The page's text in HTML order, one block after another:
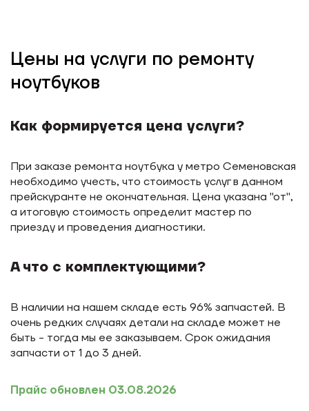
Цены на услуги по ремонту
ноутбуков
Как формируется цена услуги?
При заказе ремонта ноутбука у метро Семеновская
необходимо учесть, что стоимость услуг в данном
прейскуранте не окончательная. Цена указана "от",
а итоговую стоимость определит мастер по
приезду и проведения диагностики.
А что с комплектующими?
В наличии на нашем складе есть 96% запчастей. В
очень редких случаях детали на складе может не
быть - тогда мы ее заказываем. Срок ожидания
запчасти от 1 до 3 дней.
Прайс обновлен 03.08.2026